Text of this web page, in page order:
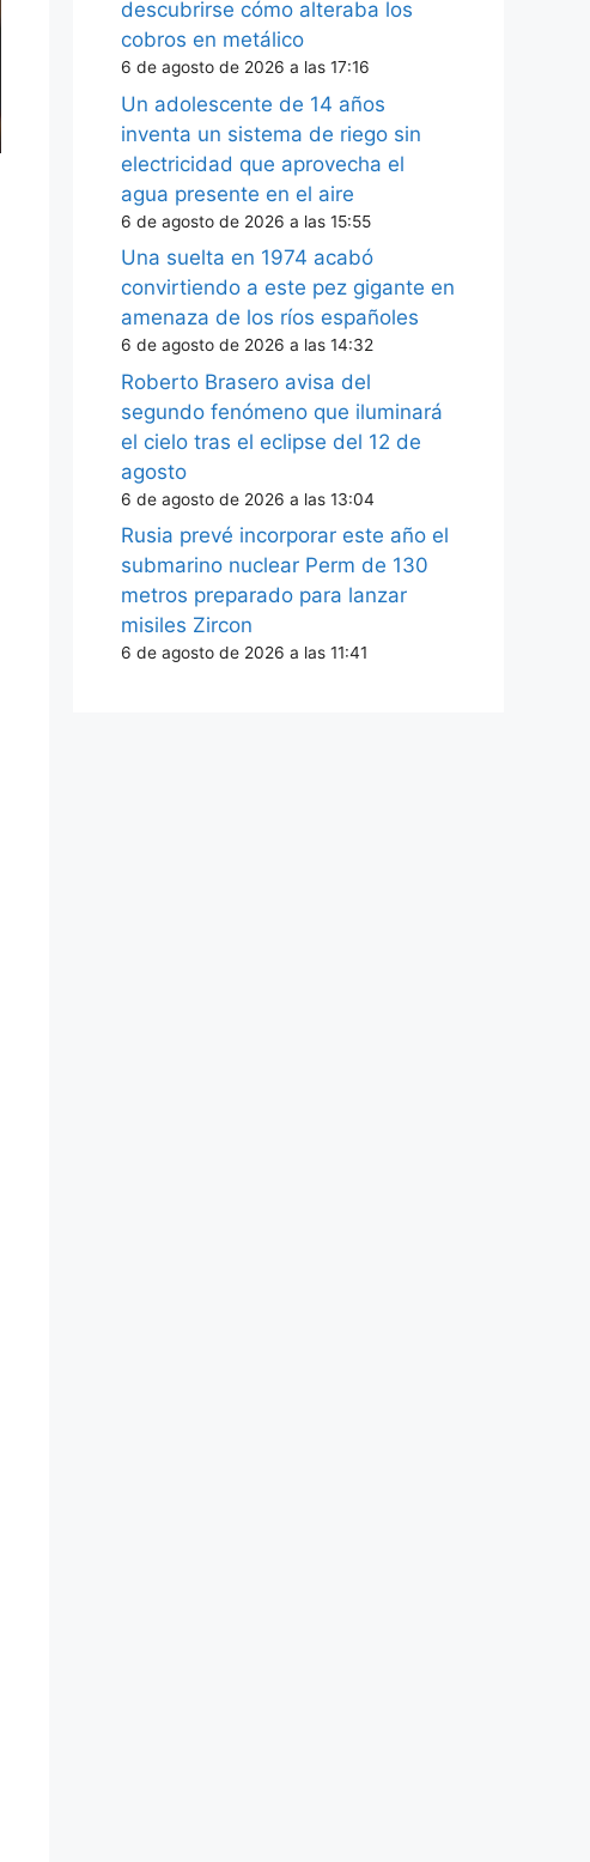
descubrirse cómo alteraba los
cobros en metálico
6 de agosto de 2026 a las 17:16
Un adolescente de 14 años
inventa un sistema de riego sin
electricidad que aprovecha el
agua presente en el aire
6 de agosto de 2026 a las 15:55
Una suelta en 1974 acabó
convirtiendo a este pez gigante en
amenaza de los ríos españoles
6 de agosto de 2026 a las 14:32
Roberto Brasero avisa del
segundo fenómeno que iluminará
el cielo tras el eclipse del 12 de
agosto
6 de agosto de 2026 a las 13:04
Rusia prevé incorporar este año el
submarino nuclear Perm de 130
metros preparado para lanzar
misiles Zircon
6 de agosto de 2026 a las 11:41